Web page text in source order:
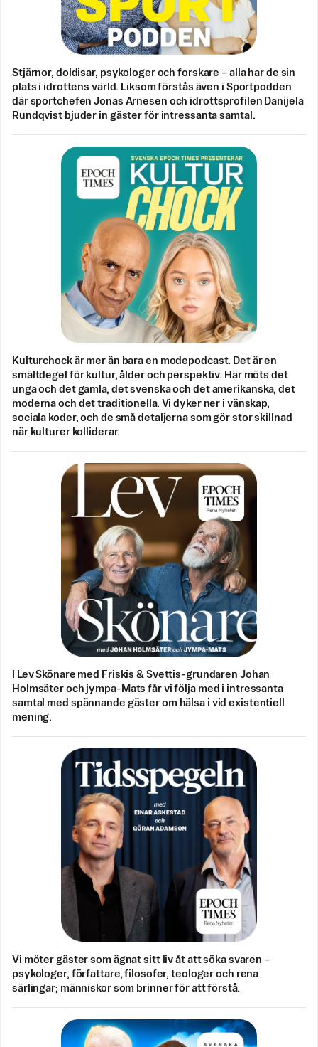
Stjärnor, doldisar, psykologer och forskare – alla har de sin
plats i idrottens värld. Liksom förstås även i Sportpodden
där sportchefen Jonas Arnesen och idrottsprofilen Danijela
Rundqvist bjuder in gäster för intressanta samtal.
Kulturchock är mer än bara en modepodcast. Det är en
smältdegel för kultur, ålder och perspektiv. Här möts det
unga och det gamla, det svenska och det amerikanska, det
moderna och det traditionella. Vi dyker ner i vänskap,
sociala koder, och de små detaljerna som gör stor skillnad
när kulturer kolliderar.
I Lev Skönare med Friskis & Svettis-grundaren Johan
Holmsäter och jympa-Mats får vi följa med i intressanta
samtal med spännande gäster om hälsa i vid existentiell
mening.
Vi möter gäster som ägnat sitt liv åt att söka svaren –
psykologer, författare, filosofer, teologer och rena
särlingar; människor som brinner för att förstå.